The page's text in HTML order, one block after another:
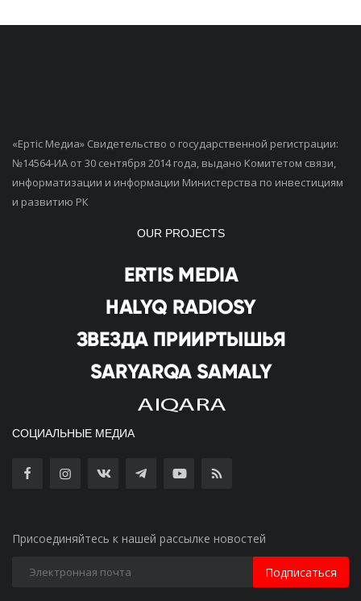
«Ертiс Медиа» Свидетельство о государственной регистрации:
№14564-ИА от 30 сентября 2014 года, выдано Комитетом связи,
информатизации и информации Министерства по инвестициям
и развитию РК
OUR PROJECTS
СОЦИАЛЬНЫЕ МЕДИА
Присоединяйтесь к нашей рассылке новостей
Подписаться